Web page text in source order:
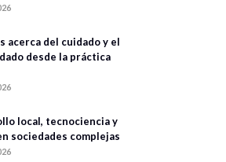
acerca del cuidado y el
desde la práctica
local, tecnociencia y
sociedades complejas